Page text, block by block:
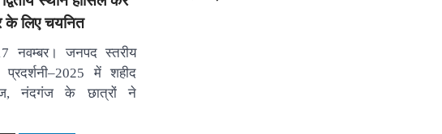
के लिए चयनित
नवम्बर। जनपद स्तरीय
प्रदर्शनी–2025 में शहीद
नंदगंज के छात्रों ने